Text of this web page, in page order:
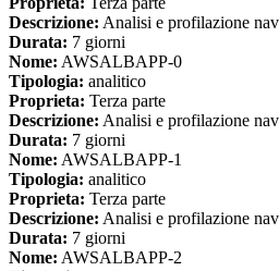
Descrizione: Analisi e profilazione
Durata: 7 giorni
Nome: AWSALBAPP-0
Tipologia: analitico
Proprieta: Terza parte
Descrizione: Analisi e profilazione
Durata: 7 giorni
Nome: AWSALBAPP-1
Tipologia: analitico
Proprieta: Terza parte
Descrizione: Analisi e profilazione
Durata: 7 giorni
Nome: AWSALBAPP-2